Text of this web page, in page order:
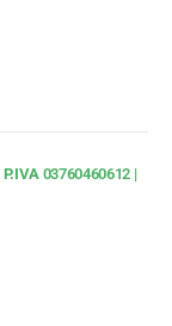
P.IVA 03760460612 |